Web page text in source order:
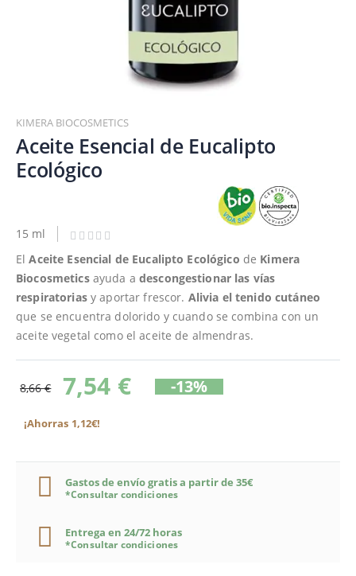
al
comienzo
de
la
imágenes
KIMERA BIOCOSMETICS
Aceite Esencial de Eucalipto
Ecológico
15 ml
ElAceite Esencial de Eucalipto Ecológico de Kimera
Biocosmeticsayuda a descongestionar las vías
respiratoriasy aportar frescor. Alivia el tenido cutáneo
que se encuentra dolorido y cuando se combina con un
aceite vegetal como el aceite de almendras.
8,66 € 7,54 € -13%
¡Ahorras 1,12€!
Gastos de envío gratis a partir de 35€
*Consultar condiciones
Entrega en 24/72 horas
*Consultar condiciones